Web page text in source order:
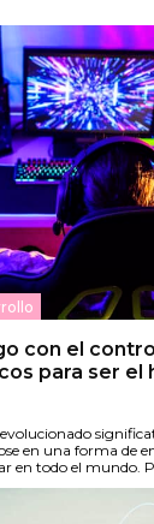
con el
para ser el
en una forma de
en todo el mundo.